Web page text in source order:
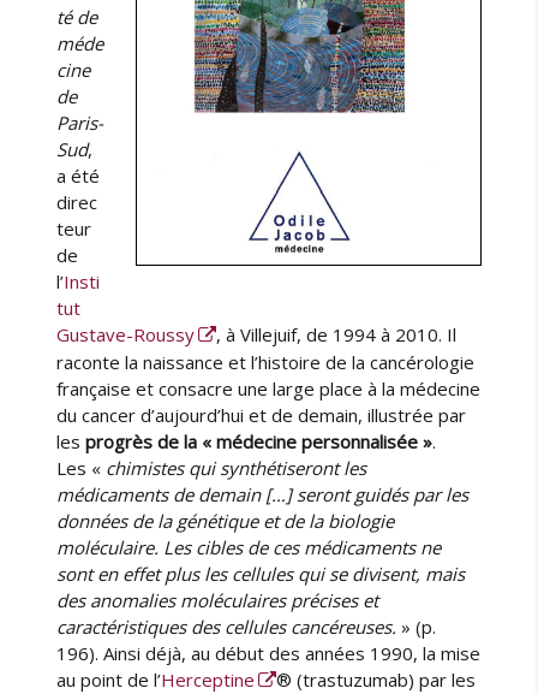
té de
méde
cine
de
Paris-
Sud,
a été
direc
teur
de
l’Insti
tut
Gustave-Roussy
, à Villejuif, de 1994 à 2010. Il
raconte la naissance et l’histoire de la cancérologie
française et consacre une large place à la médecine
du cancer d’aujourd’hui et de demain, illustrée par
lesprogrès de la « médecine personnalisée ».
Les « chimistes qui synthétiseront les
médicaments de demain […] seront guidés par les
données de la génétique et de la biologie
moléculaire. Les cibles de ces médicaments ne
sont en effet plus les cellules qui se divisent, mais
des anomalies moléculaires précises et
caractéristiques des cellules cancéreuses. » (p.
196). Ainsi déjà, au début des années 1990, la mise
au point de l’Herceptine
® (trastuzumab) par les